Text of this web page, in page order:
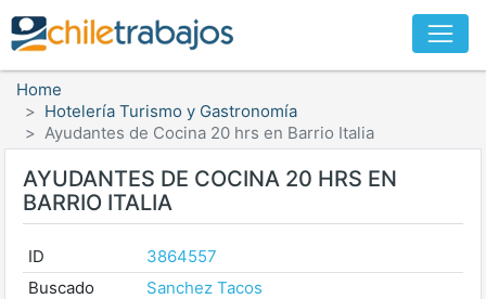
Home
Hotelería Turismo y Gastronomía
Ayudantes de Cocina 20 hrs en Barrio Italia
AYUDANTES DE COCINA 20 HRS EN
BARRIO ITALIA
ID
3864557
Buscado
Sanchez Tacos